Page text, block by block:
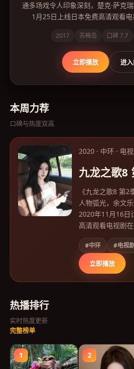
通多场戏令人印象深刻，楚克·萨克
1月25日上线日本免费高清观看电
2017 苏梅岛 口碑7.7
立即播放 进
本周力荐
口碑与热度双高
2020 · 中环 · 电
九龙之歌8
《九龙之歌8 第
人物弧光，余文
2020年11月16日
高清观看电视剧
#中环 #电视剧
立即播放
热播排行
实时热度更新
完整榜单
1 2